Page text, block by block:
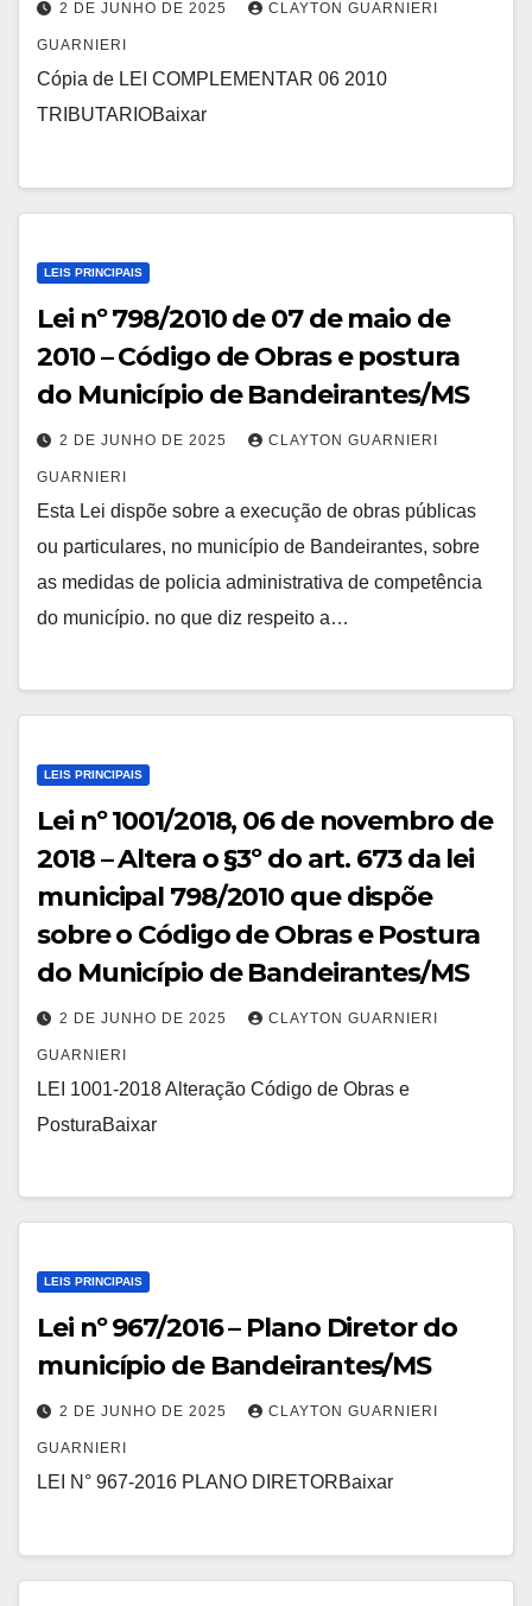
qualquer natureza – ISSQN, devidos
pelos serviços prestados pelos
registradores, escrivães, tabeliães,
art. 62, da lei nº 691 de 30 dezembro
2 DE JUNHO DE 2025 CLAYTON GUARNIERI
GUARNIERI
Cópia de LEI COMPLEMENTAR 06 2010
TRIBUTARIOBaixar
LEIS PRINCIPAIS
Lei nº 798/2010 de 07 de maio de
2010 – Código de Obras e postura
do Município de Bandeirantes/MS
2 DE JUNHO DE 2025 CLAYTON GUARNIERI
GUARNIERI
Esta Lei dispõe sobre a execução de obras públicas
ou particulares, no município de Bandeirantes, sobre
as medidas de policia administrativa de competência
do município. no que diz respeito a…
LEIS PRINCIPAIS
Lei nº 1001/2018, 06 de novembro de
2018 – Altera o §3º do art. 673 da lei
municipal 798/2010 que dispõe
sobre o Código de Obras e Postura
do Município de Bandeirantes/MS
2 DE JUNHO DE 2025 CLAYTON GUARNIERI
GUARNIERI
LEI 1001-2018 Alteração Código de Obras e
PosturaBaixar
LEIS PRINCIPAIS
Lei nº 967/2016 – Plano Diretor do
município de Bandeirantes/MS
2 DE JUNHO DE 2025 CLAYTON GUARNIERI
GUARNIERI
LEI N° 967-2016 PLANO DIRETORBaixar